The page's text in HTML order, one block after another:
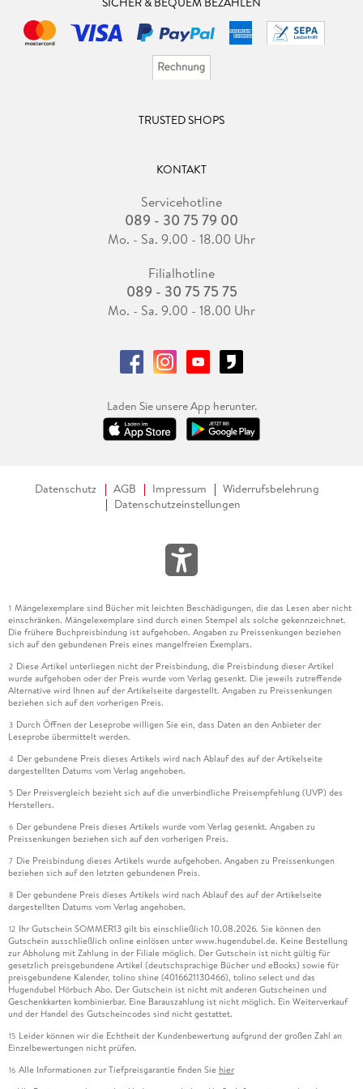
TRUSTED SHOPS
KONTAKT
Servicehotline
089 - 30 75 79 00
Mo. - Sa. 9.00 - 18.00 Uhr
Filialhotline
089 - 30 75 75 75
Mo. - Sa. 9.00 - 18.00 Uhr
Laden Sie unsere App herunter.
Datenschutz AGB Impressum
Widerrufsbelehrung
Datenschutzeinstellungen
1 Mängelexemplare sind Bücher mit leichten Beschädigungen, die das Lesen aber nicht
einschränken. Mängelexemplare sind durch einen Stempel als solche gekennzeichnet.
Die frühere Buchpreisbindung ist aufgehoben. Angaben zu Preissenkungen beziehen
sich auf den gebundenen Preis eines mangelfreien Exemplars.
2 Diese Artikel unterliegen nicht der Preisbindung, die Preisbindung dieser Artikel
wurde aufgehoben oder der Preis wurde vom Verlag gesenkt. Die jeweils zutreffende
Alternative wird Ihnen auf der Artikelseite dargestellt. Angaben zu Preissenkungen
beziehen sich auf den vorherigen Preis.
3 Durch Öffnen der Leseprobe willigen Sie ein, dass Daten an den Anbieter der
Leseprobe übermittelt werden.
4 Der gebundene Preis dieses Artikels wird nach Ablauf des auf der Artikelseite
dargestellten Datums vom Verlag angehoben.
5 Der Preisvergleich bezieht sich auf die unverbindliche Preisempfehlung (UVP) des
Herstellers.
6 Der gebundene Preis dieses Artikels wurde vom Verlag gesenkt. Angaben zu
Preissenkungen beziehen sich auf den vorherigen Preis.
7 Die Preisbindung dieses Artikels wurde aufgehoben. Angaben zu Preissenkungen
beziehen sich auf den letzten gebundenen Preis.
8 Der gebundene Preis dieses Artikels wird nach Ablauf des auf der Artikelseite
dargestellten Datums vom Verlag angehoben.
12 Ihr Gutschein SOMMER13 gilt bis einschließlich 10.08.2026. Sie können den
Gutschein ausschließlich online einlösen unter www.hugendubel.de. Keine Bestellung
zur Abholung mit Zahlung in der Filiale möglich. Der Gutschein ist nicht gültig für
gesetzlich preisgebundene Artikel (deutschsprachige Bücher und eBooks) sowie für
preisgebundene Kalender, tolino shine (4016621130466), tolino select und das
Hugendubel Hörbuch Abo. Der Gutschein ist nicht mit anderen Gutscheinen und
Geschenkkarten kombinierbar. Eine Barauszahlung ist nicht möglich. Ein Weiterverkauf
und der Handel des Gutscheincodes sind nicht gestattet.
15 Leider können wir die Echtheit der Kundenbewertung aufgrund der großen Zahl an
Einzelbewertungen nicht prüfen.
16 Alle Informationen zur Tiefpreisgarantie finden Sie hier